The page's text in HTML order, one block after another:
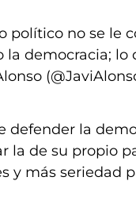
político no se le
la democracia; lo
defender la
la de su propio
y más seriedad